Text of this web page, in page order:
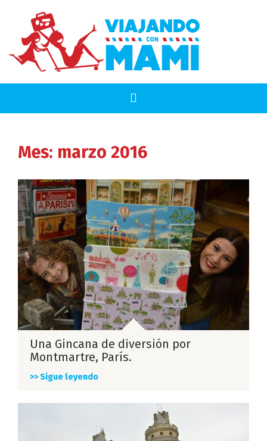
Mes: marzo 2016
Una Gincana de diversión por
Montmartre, París.
>> Sigue leyendo